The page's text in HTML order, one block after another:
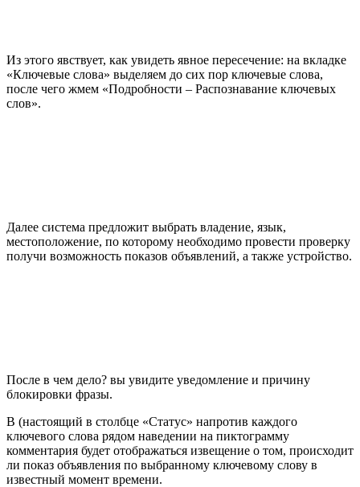
Из этого явствует, как увидеть явное пересечение: на вкладке
«Ключевые слова» выделяем до сих пор ключевые слова,
после чего жмем «Подробности – Распознавание ключевых
слов».
Далее система предложит выбрать владение, язык,
местоположение, по которому необходимо провести проверку
получи возможность показов объявлений, а также устройство.
После в чем дело? вы увидите уведомление и причину
блокировки фразы.
В (настоящий в столбце «Статус» напротив каждого
ключевого слова рядом наведении на пиктограмму
комментария будет отображаться извещение о том, происходит
ли показ объявления по выбранному ключевому слову в
известный момент времени.